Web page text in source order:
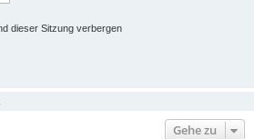
dieser Sitzung verbergen
Gehe zu